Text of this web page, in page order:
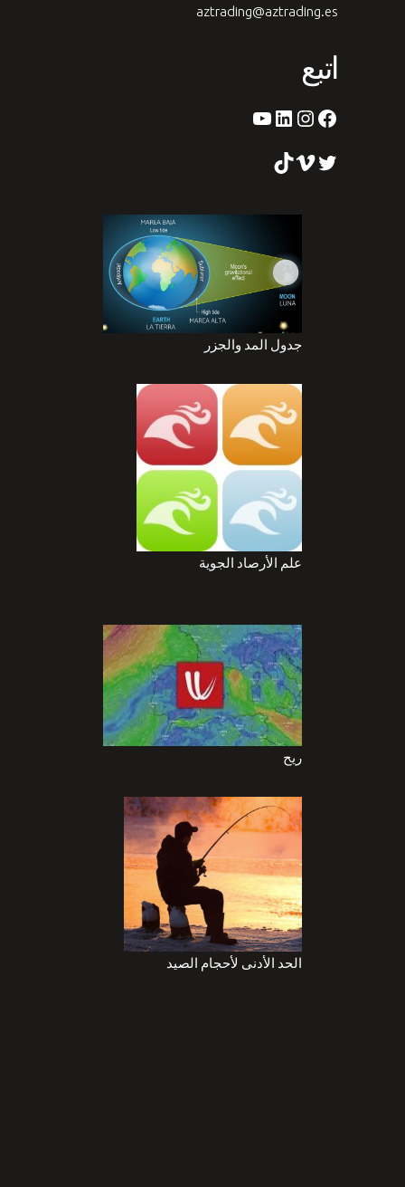
aztrading@aztrading.es
اتبع
الفيس بوكإينستاجرام
لينكد إنيوتيوب
التغريد
فيميو
تيك توك
جدول المد والجزر
علم الأرصاد الجوية
ريح
الحد الأدنى لأحجام الصيد